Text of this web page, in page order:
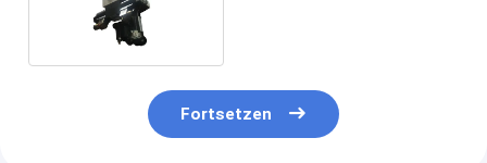
Fortsetzen